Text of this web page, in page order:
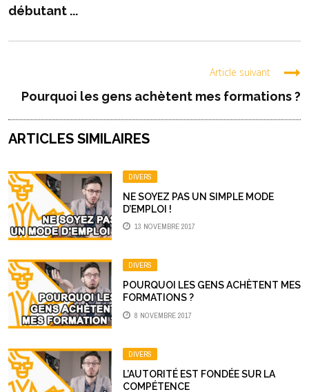
débutant ...
Article suivant
Pourquoi les gens achètent mes formations ?
ARTICLES SIMILAIRES
DIVERS
NE SOYEZ PAS UN SIMPLE MODE
D’EMPLOI !
13 NOVEMBRE 2017
DIVERS
POURQUOI LES GENS ACHÈTENT MES
FORMATIONS ?
8 NOVEMBRE 2017
DIVERS
L’AUTORITÉ EST FONDÉE SUR LA
COMPÉTENCE